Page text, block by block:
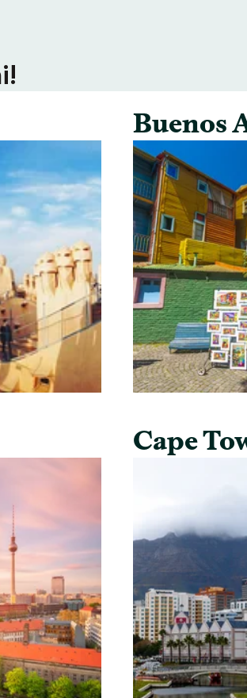
Buenos
Cape